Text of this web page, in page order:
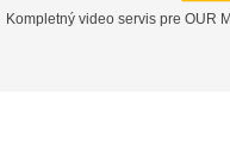
Kompletný video servis pre OUR